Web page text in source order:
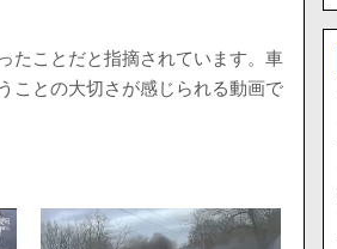
たことだと指摘されています。車
ことの大切さが感じられる動画で